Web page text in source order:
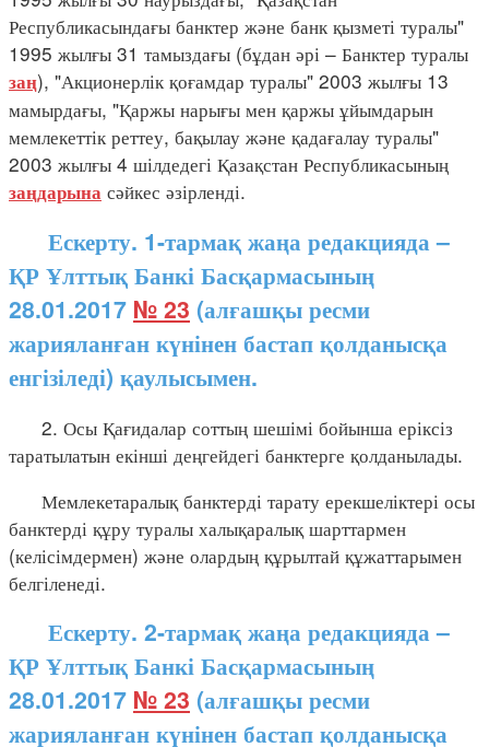
Республикасындағы банктер және банк қызметі туралы"
1995 жылғы 31 тамыздағы (бұдан әрі – Банктер туралы
заң), "Акционерлік қоғамдар туралы" 2003 жылғы 13
мамырдағы, "Қаржы нарығы мен қаржы ұйымдарын
мемлекеттік реттеу, бақылау және қадағалау туралы"
2003 жылғы 4 шілдедегі Қазақстан Республикасының
заңдарына сәйкес әзірленді.
Ескерту. 1-тармақ жаңа редакцияда –
ҚР Ұлттық Банкі Басқармасының
28.01.2017 № 23 (алғашқы ресми
жарияланған күнінен бастап қолданысқа
енгізіледі) қаулысымен.
2. Осы Қағидалар соттың шешімі бойынша еріксіз
таратылатын екінші деңгейдегі банктерге қолданылады.
Мемлекетаралық банктерді тарату ерекшеліктері осы
банктерді құру туралы халықаралық шарттармен
(келісімдермен) және олардың құрылтай құжаттарымен
белгіленеді.
Ескерту. 2-тармақ жаңа редакцияда –
ҚР Ұлттық Банкі Басқармасының
28.01.2017 № 23 (алғашқы ресми
жарияланған күнінен бастап қолданысқа